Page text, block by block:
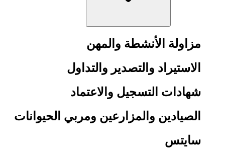
مزاولة الأنشطة والمهن
الاستيراد والتصدير والتداول
شهادات التسجيل والاعتماد
الصيادين والمزارعين ومربي الحيوانات
سايتس